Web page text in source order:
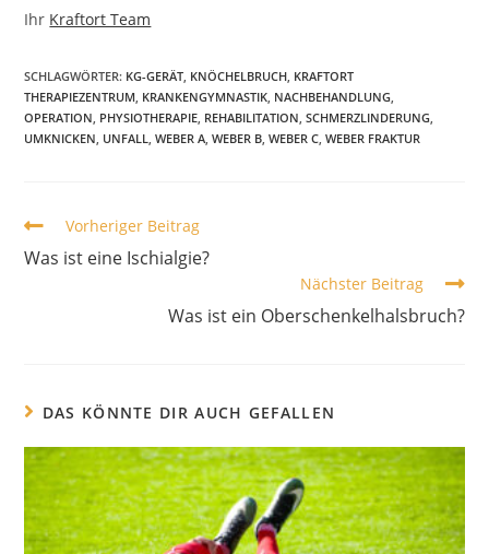
Ihr Kraftort Team
SCHLAGWÖRTER: KG-GERÄT KNÖCHELBRUCH KRAFTORT
THERAPIEZENTRUM KRANKENGYMNASTIK NACHBEHANDLUNG
OPERATION PHYSIOTHERAPIE REHABILITATION SCHMERZLINDERUNG
UMKNICKEN UNFALL WEBER A WEBER B WEBER C WEBER FRAKTUR
Vorheriger Beitrag
Was ist eine Ischialgie?
Nächster Beitrag
Was ist ein Oberschenkelhalsbruch?
DAS KÖNNTE DIR AUCH GEFALLEN